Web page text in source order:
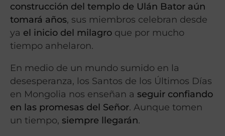
construcción del templo de Ulán Bator aún
tomará años, sus miembros celebran desde
ya el inicio del milagro que por mucho
tiempo anhelaron.
En medio de un mundo sumido en la
desesperanza, los Santos de los Últimos Días
en Mongolia nos enseñan a seguir confiando
en las promesas del Señor. Aunque tomen
un tiempo, siempre llegarán.